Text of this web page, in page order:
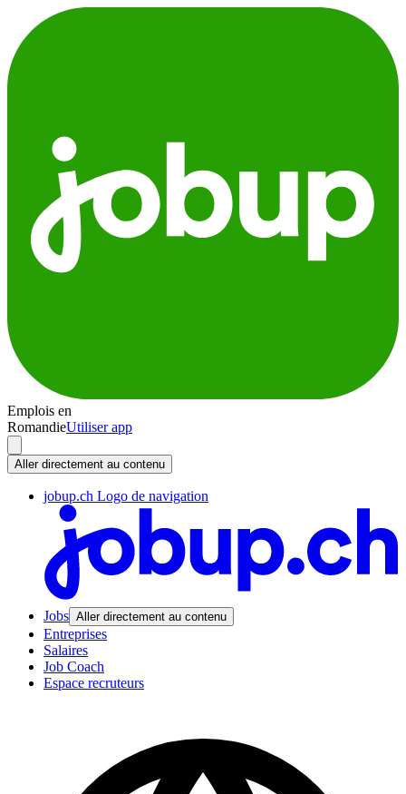
Emplois en
RomandieUtiliser app
Aller directement au contenu
jobup.ch Logo de navigation
Jobs Aller directement au contenu
Entreprises
Salaires
Job Coach
Espace recruteurs